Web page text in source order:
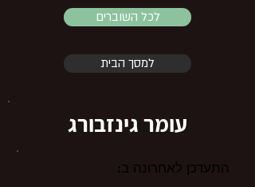
לכל השוברים
למסך הבית
עומר גינזבורג
התעדכן לאחרונה ב: